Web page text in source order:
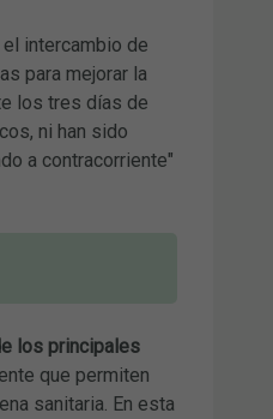
intercambio de
para mejorar la
los tres días de
ni han sido
a contracorriente"
los principales
que permiten
sanitaria. En esta